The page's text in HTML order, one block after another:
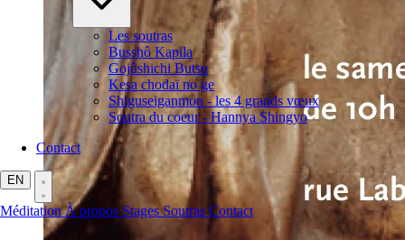
Les soutras
Busshô Kapila
Gojûshichi Butsu
Kesa chodaï no ge
Shiguseiganmon - les 4 grands vœux
Soutra du coeur - Hannya Shingyo
Contact
EN
MéditationÀ propos StagesSoutras Contact